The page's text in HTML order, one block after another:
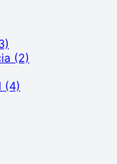
(2)
(4)